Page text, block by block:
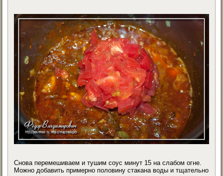
Снова перемешиваем и тушим соус минут 15 на слабом огне.
Можно добавить примерно половину стакана воды и тщательно